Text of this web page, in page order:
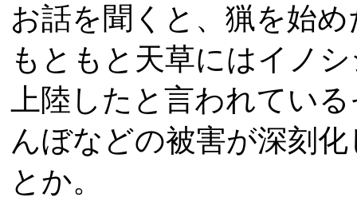
お話を聞くと、猟を始
もともと天草にはイノ
上陸したと言われてい
んぼなどの被害が深刻
とか。